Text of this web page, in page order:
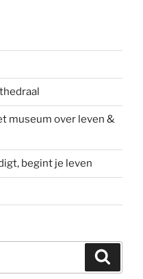
museum over leven &
begint je leven